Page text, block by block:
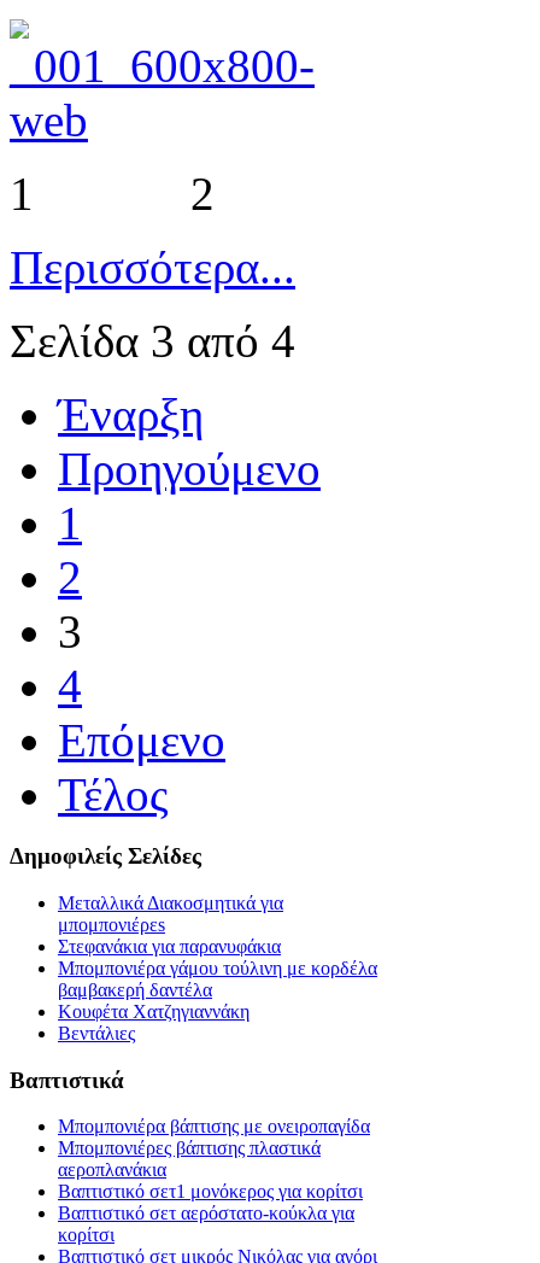
1 2
Περισσότερα...
Σελίδα 3 από 4
Έναρξη
Προηγούμενο
1
2
3
4
Επόμενο
Τέλος
Δημοφιλείς Σελίδες
Μεταλλικά Διακοσμητικά για
μπομπονιέρεs
Στεφανάκια για παρανυφάκια
Μπομπονιέρα γάμου τούλινη με κορδέλα
βαμβακερή δαντέλα
Κουφέτα Χατζηγιαννάκη
Βεντάλιες
Βαπτιστικά
Μπομπονιέρα βάπτισης με ονειροπαγίδα
Μπομπονιέρες βάπτισης πλαστικά
αεροπλανάκια
Βαπτιστικό σετ1 μονόκερος για κορίτσι
Βαπτιστικό σετ αερόστατο-κούκλα για
κορίτσι
Βαπτιστικό σετ μικρός Νικόλας για αγόρι